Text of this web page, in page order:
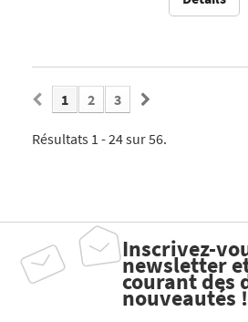
1 2 3
Résultats 1 - 24 sur 56.
Inscrivez-
newsletter
courant des
nouveautés !